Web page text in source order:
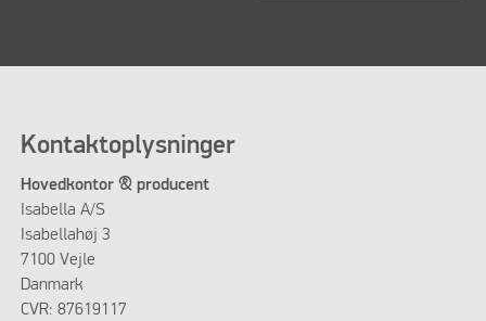
Kontaktoplysninger
Hovedkontor & producent
Isabella A/S
Isabellahøj 3
7100 Vejle
Danmark
CVR: 87619117